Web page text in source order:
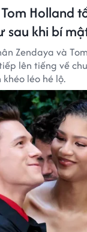
Holland
sau khi bí
Zendaya và
lên tiếng về
léo hé lộ.